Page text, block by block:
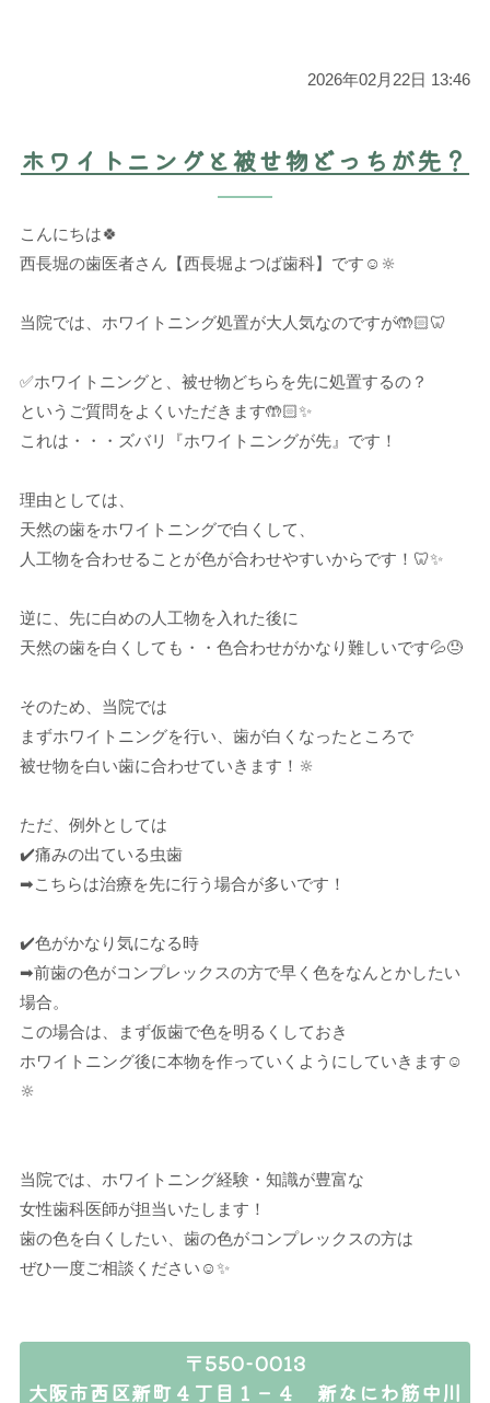
2026年02月22日 13:46
ホワイトニングと被せ物どっちが先？
こんにちは🍀
西長堀の歯医者さん【西長堀よつば歯科】です☺️🔆
当院では、ホワイトニング処置が大人気なのですが🤲🏻🦷
✅ホワイトニングと、被せ物どちらを先に処置するの？
というご質問をよくいただきます🤲🏻✨
これは・・・ズバリ『ホワイトニングが先』です！
理由としては、
天然の歯をホワイトニングで白くして、
人工物を合わせることが色が合わせやすいからです！🦷✨
逆に、先に白めの人工物を入れた後に
天然の歯を白くしても・・色合わせがかなり難しいです💦😓
そのため、当院では
まずホワイトニングを行い、歯が白くなったところで
被せ物を白い歯に合わせていきます！🔆
ただ、例外としては
✔️痛みの出ている虫歯
➡︎こちらは治療を先に行う場合が多いです！
✔️色がかなり気になる時
➡︎前歯の色がコンプレックスの方で早く色をなんとかしたい
場合。
この場合は、まず仮歯で色を明るくしておき
ホワイトニング後に本物を作っていくようにしていきます☺️
🔆
当院では、ホワイトニング経験・知識が豊富な
女性歯科医師が担当いたします！
歯の色を白くしたい、歯の色がコンプレックスの方は
ぜひ一度ご相談ください☺️✨
〒550-0013
大阪市西区新町４丁目１－４ 新なにわ筋中川